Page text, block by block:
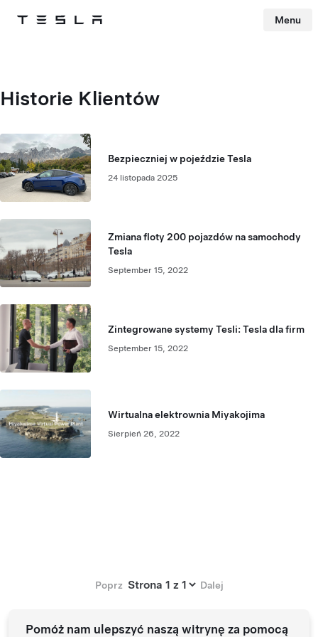
Tesla Menu
Historie Klientów
Bezpieczniej w pojeździe Tesla
24 listopada 2025
Zmiana floty 200 pojazdów na samochody
Tesla
September 15, 2022
Zintegrowane systemy Tesli: Tesla dla firm
September 15, 2022
Wirtualna elektrownia Miyakojima
Sierpień 26, 2022
Poprz Dalej
Pomóż nam ulepszyć naszą witrynę za pomocą